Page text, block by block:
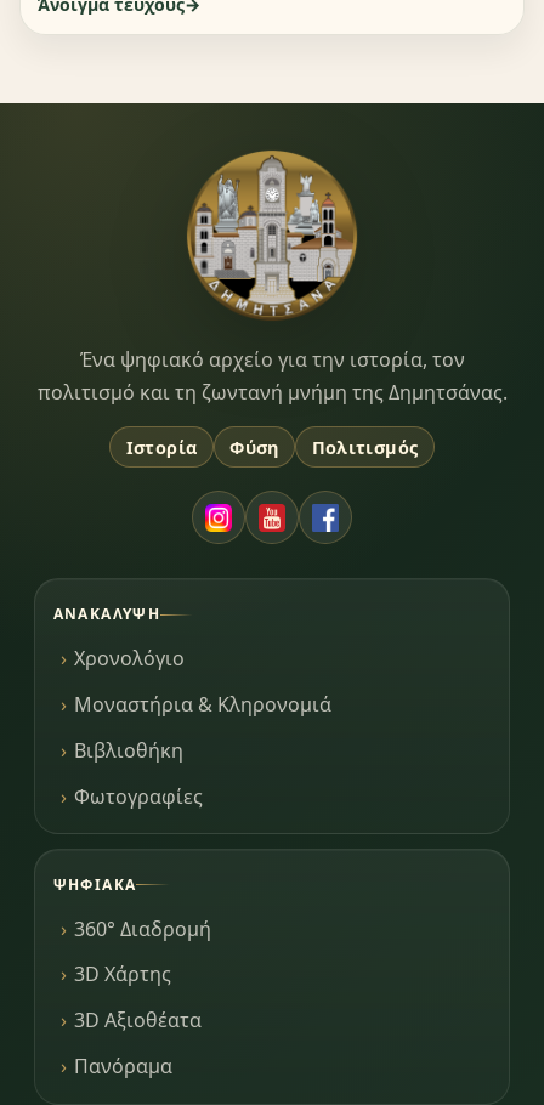
Dimitsana.gr
Ένα ψηφιακό αρχείο για την ιστορία, τον
πολιτισμό και τη ζωντανή μνήμη της Δημητσάνας.
Ιστορία Φύση Πολιτισμός
ΑΝΑΚΆΛΥΨΗ
Χρονολόγιο
Μοναστήρια & Κληρονομιά
Βιβλιοθήκη
Φωτογραφίες
ΨΗΦΙΑΚΆ
360° Διαδρομή
3D Χάρτης
3D Αξιοθέατα
Πανόραμα